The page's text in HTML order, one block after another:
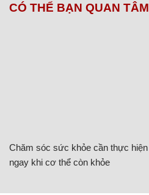
CÓ THỂ BẠN QUAN TÂM
Chăm sóc sức khỏe cần thực hiện
ngay khi cơ thể còn khỏe